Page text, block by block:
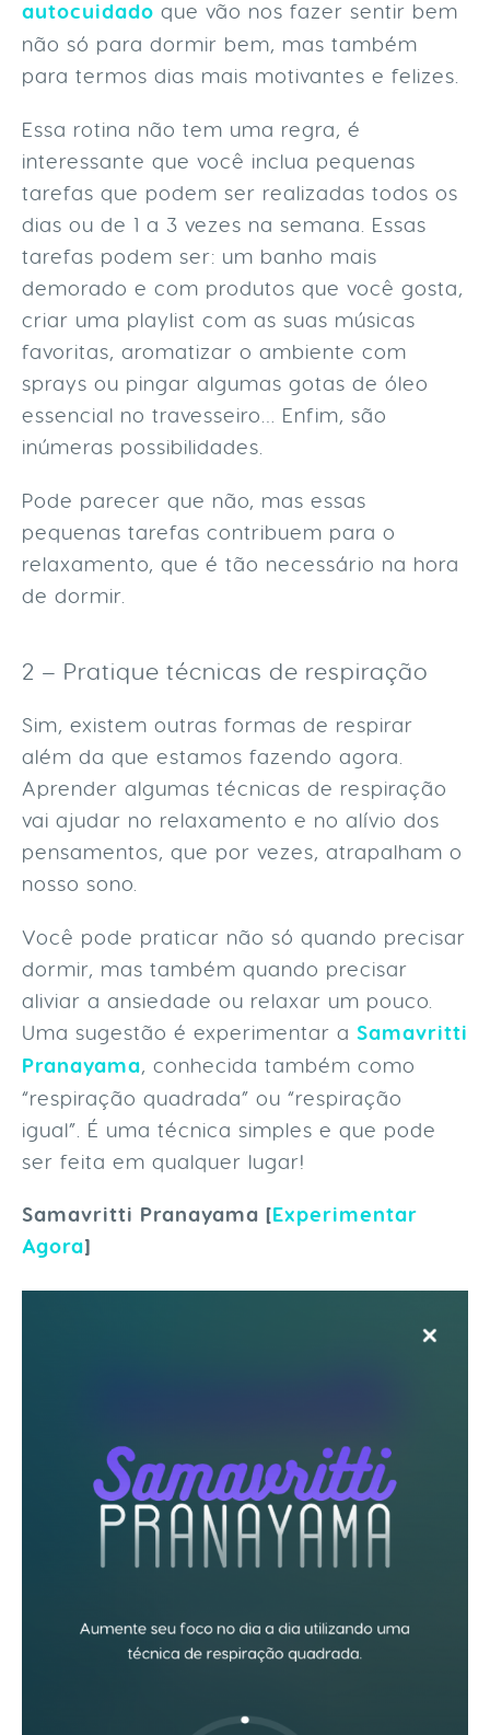
autocuidado que vão nos fazer sentir bem
não só para dormir bem, mas também
para termos dias mais motivantes e felizes.
Essa rotina não tem uma regra, é
interessante que você inclua pequenas
tarefas que podem ser realizadas todos os
dias ou de 1 a 3 vezes na semana. Essas
tarefas podem ser: um banho mais
demorado e com produtos que você gosta,
criar uma playlist com as suas músicas
favoritas, aromatizar o ambiente com
sprays ou pingar algumas gotas de óleo
essencial no travesseiro… Enfim, são
inúmeras possibilidades.
Pode parecer que não, mas essas
pequenas tarefas contribuem para o
relaxamento, que é tão necessário na hora
de dormir.
2 – Pratique técnicas de respiração
Sim, existem outras formas de respirar
além da que estamos fazendo agora.
Aprender algumas técnicas de respiração
vai ajudar no relaxamento e no alívio dos
pensamentos, que por vezes, atrapalham o
nosso sono.
Você pode praticar não só quando precisar
dormir, mas também quando precisar
aliviar a ansiedade ou relaxar um pouco.
Uma sugestão é experimentar a Samavritti
Pranayama, conhecida também como
“respiração quadrada” ou “respiração
igual”. É uma técnica simples e que pode
ser feita em qualquer lugar!
Samavritti Pranayama [Experimentar
Agora]